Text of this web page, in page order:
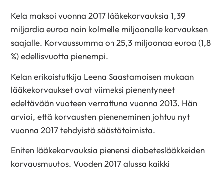
Kela maksoi vuonna 2017 lääkekorvauksia 1,39
miljardia euroa noin kolmelle miljoonalle korvauksen
saajalle. Korvaussumma on 25,3 miljoonaa euroa (1,8
%) edellisvuotta pienempi.
Kelan erikoistutkija Leena Saastamoisen mukaan
lääkekorvaukset ovat viimeksi pienentyneet
edeltävään vuoteen verrattuna vuonna 2013. Hän
arvioi, että korvausten pieneneminen johtuu nyt
vuonna 2017 tehdyistä säästötoimista.
Eniten lääkekorvauksia pienensi diabeteslääkkeiden
korvausmuutos. Vuoden 2017 alussa kaikki